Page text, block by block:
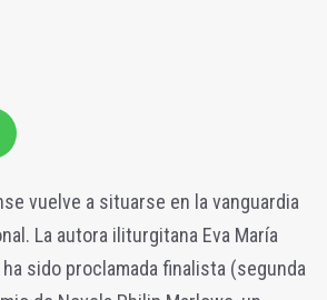
vuelve a situarse en la vanguardia
La autora iliturgitana Eva María
sido proclamada finalista (segunda